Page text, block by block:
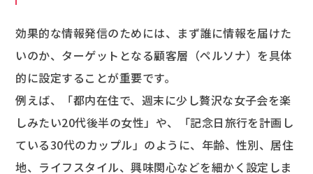
効果的な情報発信のためには、まず誰に情報を届けた
いのか、ターゲットとなる顧客層（ペルソナ）を具体
的に設定することが重要です。
例えば、「都内在住で、週末に少し贅沢な女子会を楽
しみたい20代後半の女性」や、「記念日旅行を計画し
ている30代のカップル」のように、年齢、性別、居住
地、ライフスタイル、興味関心などを細かく設定しま